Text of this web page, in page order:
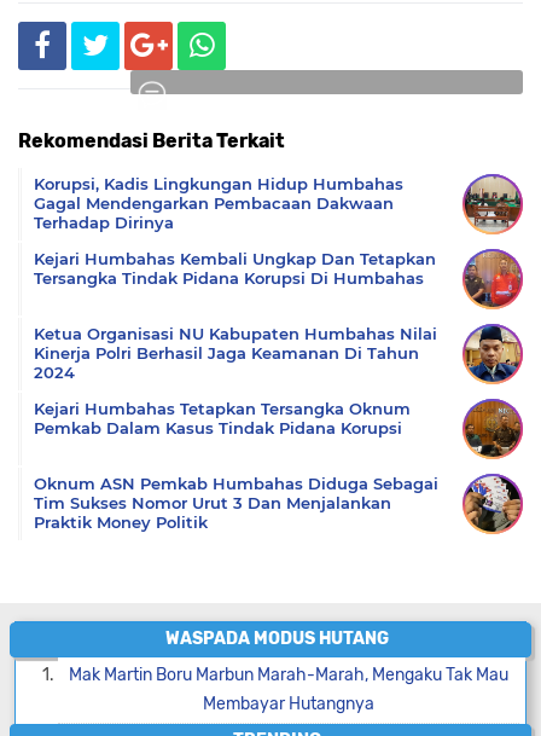
Rekomendasi Berita Terkait
Korupsi, Kadis Lingkungan Hidup Humbahas
Gagal Mendengarkan Pembacaan Dakwaan
Terhadap Dirinya
Kejari Humbahas Kembali Ungkap Dan Tetapkan
Tersangka Tindak Pidana Korupsi Di Humbahas
Ketua Organisasi NU Kabupaten Humbahas Nilai
Kinerja Polri Berhasil Jaga Keamanan Di Tahun
2024
Kejari Humbahas Tetapkan Tersangka Oknum
Pemkab Dalam Kasus Tindak Pidana Korupsi
Oknum ASN Pemkab Humbahas Diduga Sebagai
Tim Sukses Nomor Urut 3 Dan Menjalankan
Praktik Money Politik
WASPADA MODUS HUTANG
Mak Martin Boru Marbun Marah-Marah, Mengaku Tak Mau
Membayar Hutangnya